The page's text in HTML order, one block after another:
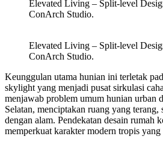
Elevated Living – Split-level
ConArch Studio.
Elevated Living – Split-level
ConArch Studio.
Keunggulan utama hunian ini terletak
skylight yang menjadi pusat sirkulasi
menjawab problem umum hunian urban
Selatan, menciptakan ruang yang terang,
dengan alam. Pendekatan desain rumah
memperkuat karakter modern tropis yang